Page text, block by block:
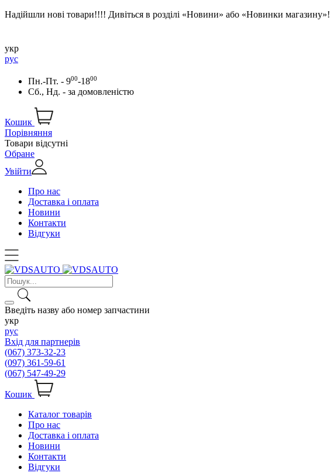
Надійшли нові товари!!!! Дивіться в розділі «Новини» або «Новинки магазину»!
укр
рус
Пн.-Пт. - 900-1800
Сб., Нд. - за домовленістю
Кошик
Порівняння
Товари відсутні
Обране
Увійти
Про нас
Доставка і оплата
Новини
Контакти
Відгуки
Введіть назву або номер запчастини
укр
рус
Вхід для партнерів
(067) 373-32-23
(097) 361-59-61
(067) 547-49-29
Кошик
Каталог товарів
Про нас
Доставка і оплата
Новини
Контакти
Відгуки